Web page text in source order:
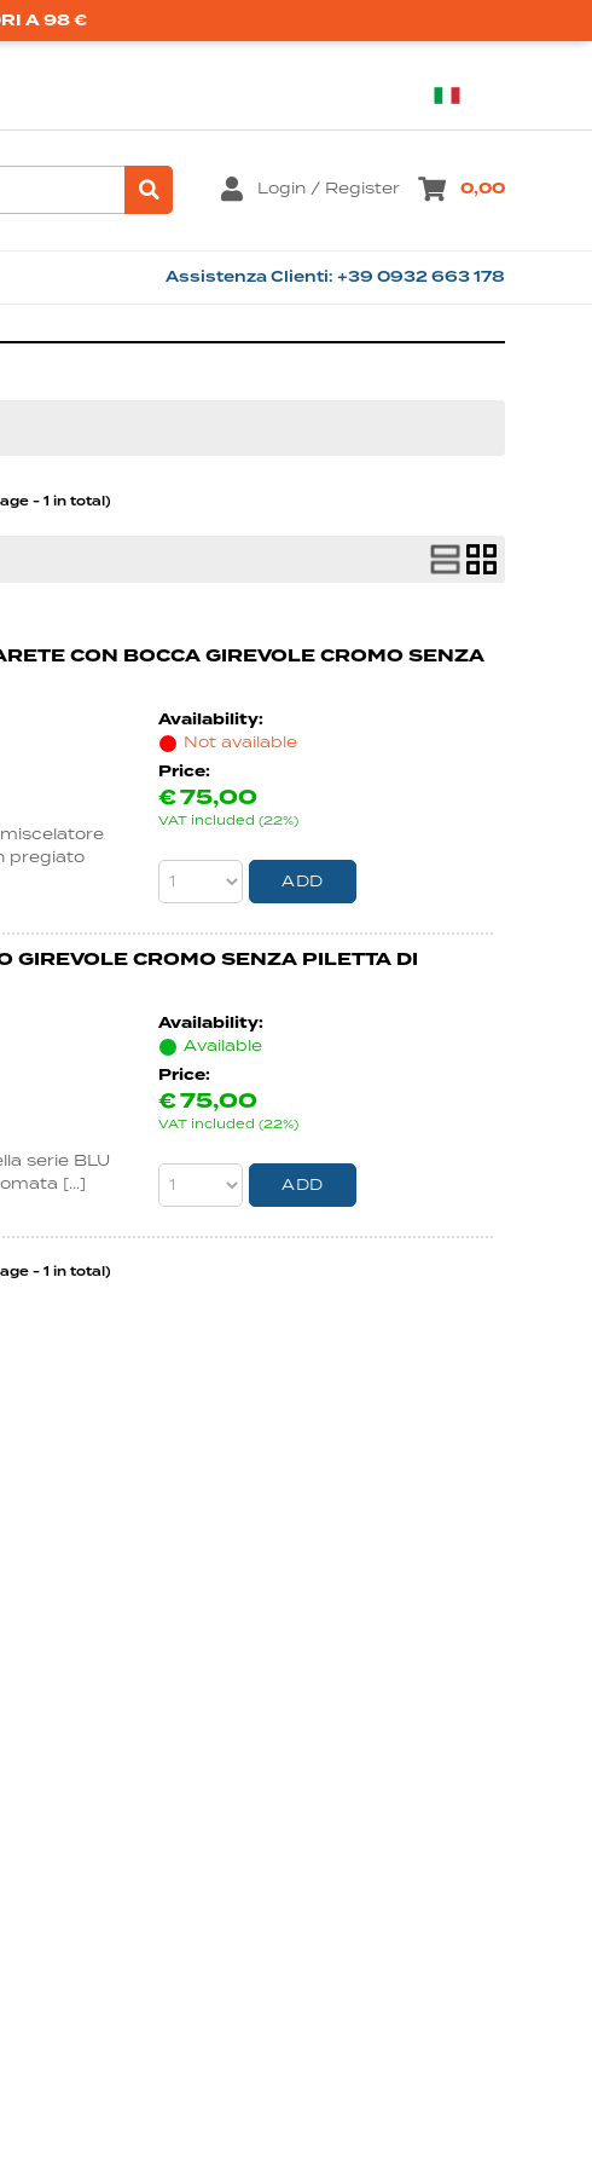
Italian
Login / Register 0,00
- 1 in total)
CON BOCCA GIREVOLE CROMO SENZA
pregiato
Availability:
Not available
Price:
€75,00
VAT included (22%)
GIREVOLE CROMO SENZA PILETTA DI
serie BLU
[...]
Availability:
Available
Price:
€75,00
VAT included (22%)
- 1 in total)
A 98 €